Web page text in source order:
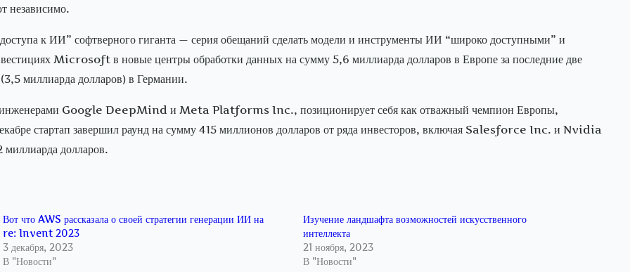
независимо.
к ИИ” софтверного гиганта — серия обещаний сделать модели и инструменты ИИ “широко доступными” и
Microsoft в новые центры обработки данных на сумму 5,6 миллиарда долларов в Европе за последние две
миллиарда долларов) в Германии.
Google DeepMind и Meta Platforms Inc., позиционирует себя как отважный чемпион Европы,
стартап завершил раунд на сумму 415 миллионов долларов от ряда инвесторов, включая Salesforce Inc. и Nvidia
долларов.
Вот что AWS рассказала о своей стратегии генерации ИИ на
re: Invent 2023
3 декабря, 2023
В "Новости"
Изучение ландшафта возможностей искусственного
интеллекта
21 ноября, 2023
В "Новости"